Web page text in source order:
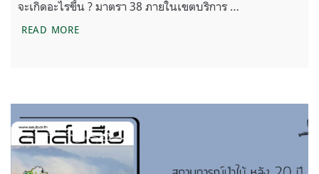
จะเกิดอะไรขึ้น ? มาตรา 38 ภายในเขตบริการ …
READ MOREสาส์นสืบ – คัดค้านพ.ร.บ.เปิดป่าค้าสัตว์